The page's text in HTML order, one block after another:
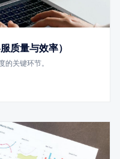
质量与效率）
关键环节。